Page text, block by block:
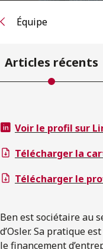
Équipe
Articles récents
Voir le profil sur
Télécharger la
Télécharger le
Ben est sociétaire au
d’Osler. Sa pratique
le financement